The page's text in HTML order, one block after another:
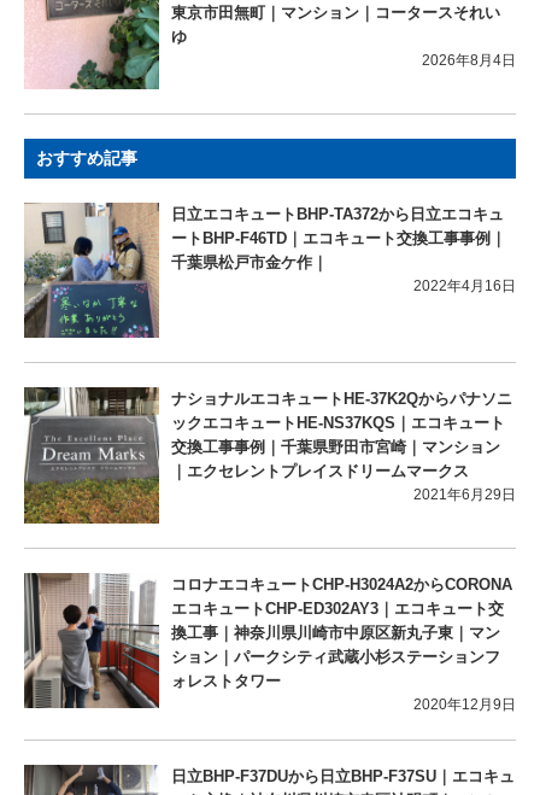
東京市田無町｜マンション｜コータースそれい
ゆ
2026年8月4日
おすすめ記事
日立エコキュートBHP-TA372から日立エコキュ
ートBHP-F46TD｜エコキュート交換工事事例｜
千葉県松戸市金ケ作｜
2022年4月16日
ナショナルエコキュートHE-37K2Qからパナソニ
ックエコキュートHE-NS37KQS｜エコキュート
交換工事事例｜千葉県野田市宮崎｜マンション
｜エクセレントプレイスドリームマークス
2021年6月29日
コロナエコキュートCHP-H3024A2からCORONA
エコキュートCHP-ED302AY3｜エコキュート交
換工事｜神奈川県川崎市中原区新丸子東｜マン
ション｜パークシティ武蔵小杉ステーションフ
ォレストタワー
2020年12月9日
日立BHP-F37DUから日立BHP-F37SU｜エコキュ